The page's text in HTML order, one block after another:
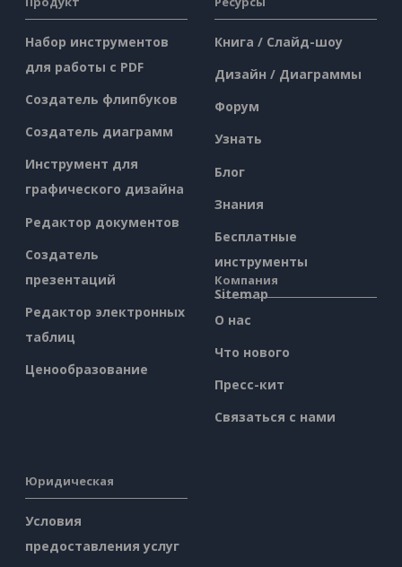
Набор инструментов
для работы с PDF
Создатель флипбуков
Создатель диаграмм
Инструмент для
графического дизайна
Редактор документов
Создатель
презентаций
Редактор электронных
таблиц
Ценообразование
Книга / Слайд-шоу
Дизайн / Диаграммы
Форум
Узнать
Блог
Знания
Бесплатные
инструменты
Sitemap
Компания
О нас
Что нового
Пресс-кит
Связаться с нами
Юридическая
Условия
предоставления услуг